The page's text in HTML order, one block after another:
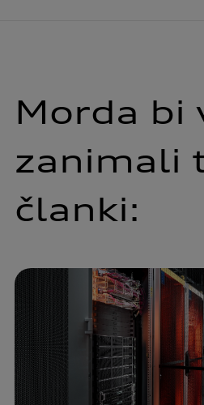
Morda bi
zanimali
članki: